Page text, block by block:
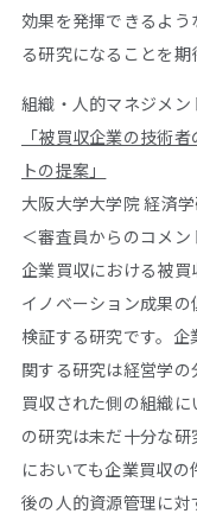
効果を発揮できるよ
る研究になることを期
組織・人的マネジメン
「被買収企業の技術
トの提案」
大阪大学大学院 経済
＜審査員からのコメン
企業買収における被
イノベーション成果
検証する研究です。
関する研究は経営学の
買収された側の組織
の研究は未だ十分な
においても企業買収
後の人的資源管理に